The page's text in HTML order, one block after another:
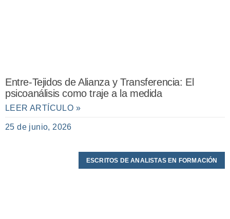
Entre-Tejidos de Alianza y Transferencia: El
psicoanálisis como traje a la medida
LEER ARTÍCULO »
25 de junio, 2026
ESCRITOS DE ANALISTAS EN FORMACIÓN